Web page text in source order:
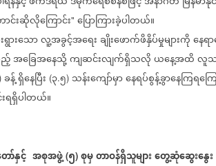
င်းဆိုလိုကြောင်း" ပြောကြားခဲ့ပါတယ်။
ားသောလူ့အခွင့်အရေးချိုးဖောက်ဖိနှိပ်မှုများကိုနေရ
အခြေအနေသို့ကျဆင်းလျက်ရှိသလိုယနေ့အထိလူသ
ခန့်ရှိနေပြီး (၃.၅) သန်းကျော်မှာနေရပ်စွန့်ခွာနေကြရကြ
ရှိပါတယ်။
ာ်နှင့် အစုအဖွဲ့ (၅) စုမှတာဝန်ရှိသူများတွေ့ဆုံဆွေးနွေး